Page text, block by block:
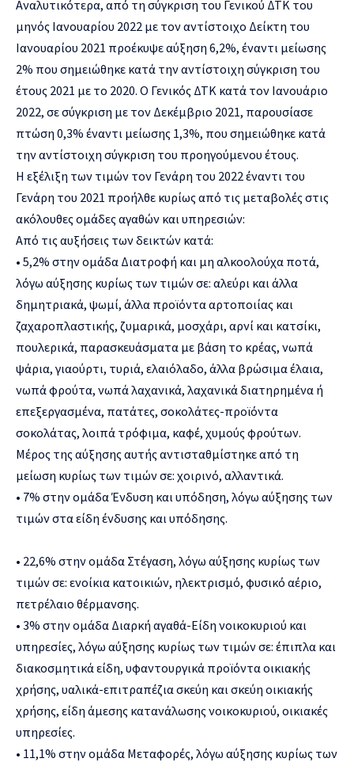
Αναλυτικότερα, από τη σύγκριση του Γενικού ΔΤΚ του
μηνός Ιανουαρίου 2022 με τον αντίστοιχο Δείκτη του
Ιανουαρίου 2021 προέκυψε αύξηση 6,2%, έναντι μείωσης
2% που σημειώθηκε κατά την αντίστοιχη σύγκριση του
έτους 2021 με το 2020. Ο Γενικός ΔΤΚ κατά τον Ιανουάριο
2022, σε σύγκριση με τον Δεκέμβριο 2021, παρουσίασε
πτώση 0,3% έναντι μείωσης 1,3%, που σημειώθηκε κατά
την αντίστοιχη σύγκριση του προηγούμενου έτους.
Η εξέλιξη των τιμών τον Γενάρη του 2022 έναντι του
Γενάρη του 2021 προήλθε κυρίως από τις μεταβολές στις
ακόλουθες ομάδες αγαθών και υπηρεσιών:
Από τις αυξήσεις των δεικτών κατά:
• 5,2% στην ομάδα Διατροφή και μη αλκοολούχα ποτά,
λόγω αύξησης κυρίως των τιμών σε: αλεύρι και άλλα
δημητριακά, ψωμί, άλλα προϊόντα αρτοποιίας και
ζαχαροπλαστικής, ζυμαρικά, μοσχάρι, αρνί και κατσίκι,
πουλερικά, παρασκευάσματα με βάση το κρέας, νωπά
ψάρια, γιαούρτι, τυριά, ελαιόλαδο, άλλα βρώσιμα έλαια,
νωπά φρούτα, νωπά λαχανικά, λαχανικά διατηρημένα ή
επεξεργασμένα, πατάτες, σοκολάτες-προϊόντα
σοκολάτας, λοιπά τρόφιμα, καφέ, χυμούς φρούτων.
Μέρος της αύξησης αυτής αντισταθμίστηκε από τη
μείωση κυρίως των τιμών σε: χοιρινό, αλλαντικά.
• 7% στην ομάδα Ένδυση και υπόδηση, λόγω αύξησης των
τιμών στα είδη ένδυσης και υπόδησης.
• 22,6% στην ομάδα Στέγαση, λόγω αύξησης κυρίως των
τιμών σε: ενοίκια κατοικιών, ηλεκτρισμό, φυσικό αέριο,
πετρέλαιο θέρμανσης.
• 3% στην ομάδα Διαρκή αγαθά-Είδη νοικοκυριού και
υπηρεσίες, λόγω αύξησης κυρίως των τιμών σε: έπιπλα και
διακοσμητικά είδη, υφαντουργικά προϊόντα οικιακής
χρήσης, υαλικά-επιτραπέζια σκεύη και σκεύη οικιακής
χρήσης, είδη άμεσης κατανάλωσης νοικοκυριού, οικιακές
υπηρεσίες.
• 11,1% στην ομάδα Μεταφορές, λόγω αύξησης κυρίως των